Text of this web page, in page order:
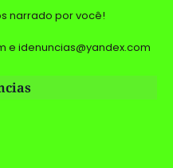
narrado por você!
e idenuncias@yandex.com